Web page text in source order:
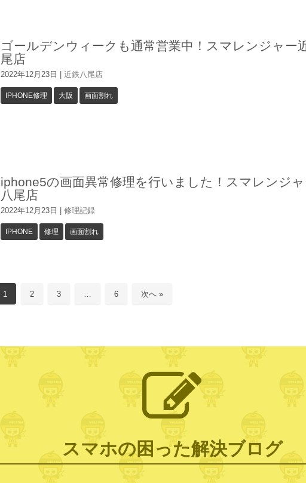
ゴールデンウィークも通常営業中！スマレンジャー
尾店
2022年12月23日 近鉄八尾店
IPHONE修理 大阪 画面割れ
iphone5の画面異常修理を行いました！スマレンジ
八尾店
2022年12月23日 修理記録
IPHONE 修理 画面割れ
1 2 3 … 6 次へ »
スマホの困った解決ブログ